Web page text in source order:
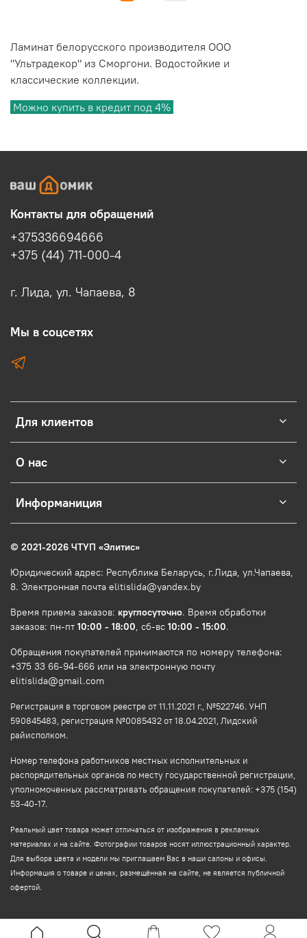
Ламинат белорусского производителя ООО
"Ультрадекор" из Сморгони. Водостойкие и
классические коллекции.
Можно купить в кредит под 4%
Для клиентов
О нас
Информаниция
Контакты для обращений
+375336694666
+375 (44) 711-000-4
г. Лида, ул. Чапаева, 8
Мы в соцсетях
© 2021-2026 ЧТУП «Элитис»
Юридический адрес: Республика Беларусь, г.Лида, ул.Чапаева,
8. Электронная почта elitislida@yandex.by
Время приема заказов: круглосуточно. Время обработки
заказов: пн-пт 10:00 - 18:00, сб-вс 10:00 - 15:00.
Обращения покупателей принимаются по номеру телефона:
+375 33 66-94-666 или на электронную почту
elitislida@gmail.com
Регистрация в торговом реестре от 11.11.2021 г., №522746. УНП
590845483, регистрация №0085432 от 18.04.2021, Лидский
райисполком.
Номер телефона работников местных исполнительных и
распорядительных органов по месту государственной регистрации,
уполномоченных рассматривать обращения покупателей: +375 (154)
53-40-17.
Реальный цвет товара может отличаться от изображения в рекламных
материалах и на сайте. Фотографии товаров носят иллюстрационный характер.
Для выбора цвета и модели мы приглашаем Вас в наши салоны и офисы.
Информация о товаре и ценах, размещённая на сайте, не является публичной
офертой.